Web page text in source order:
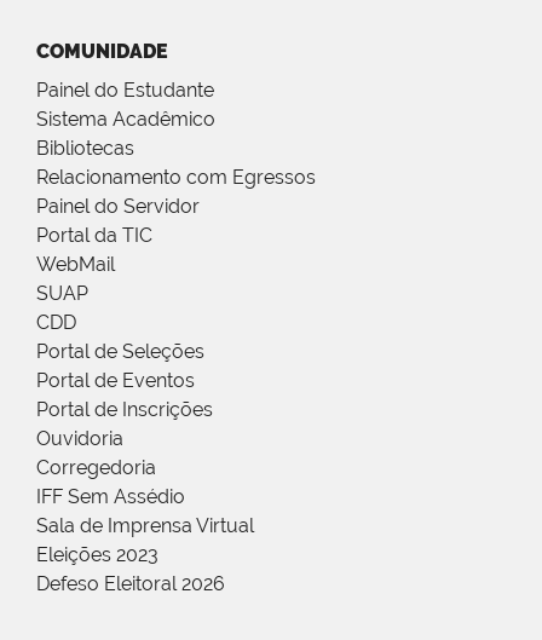
COMUNIDADE
Painel do Estudante
Sistema Acadêmico
Bibliotecas
Relacionamento com Egressos
Painel do Servidor
Portal da TIC
WebMail
SUAP
CDD
Portal de Seleções
Portal de Eventos
Portal de Inscrições
Ouvidoria
Corregedoria
IFF Sem Assédio
Sala de Imprensa Virtual
Eleições 2023
Defeso Eleitoral 2026